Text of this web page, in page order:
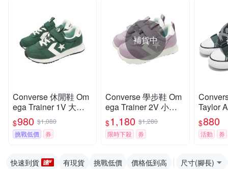
Converse 休閒鞋 Om
ega Trainer 1V 大童
中童 小朋友 綠 白 魔
鬼氈 麂皮 尼龍 A1641
8C
$980 $1,080
挑戰低價
券
補貨中
Converse 學步鞋 Om
ega Trainer 2V 小童
鞋 紫 白 魔鬼氈 麂皮
尼龍 A14383C
$1,180 $1,280
限時下殺
券
Taylor
Street
步鞋
$880
活動 券
快速到貨 有現貨 挑戰低價 價格低到高 尺寸(腳長)